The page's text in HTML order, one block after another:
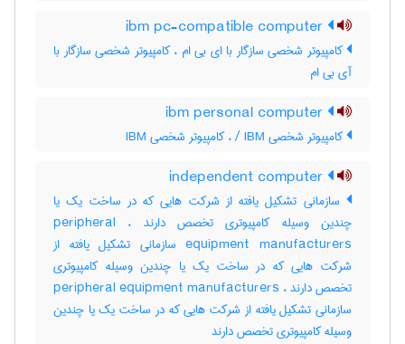
کامپیوتر شخصی سازگار با ای بی ام ، کامپیوتر شخصی سازگار با
آی بی ام
کامپیوتر شخصی IBM / ، کامپیوتر شخصی ‎IBM
سازمانی تشکیل یافته از شرکت هایی که در ساخت یک یا
چندین وسیله کامپیوتری تخصص دارند ، peripheral
equipment manufacturers سازمانی تشکیل یافته از
شرکت هایی که در ساخت یک یا چندین وسیله کامپیوتری
تخصص دارند ، ‎peripheral equipment manufacturers
سازمانی تشکیل یافته از شرکت هایی که در ساخت یک یا چندین
وسیله کامپیوتری تخصص دارند